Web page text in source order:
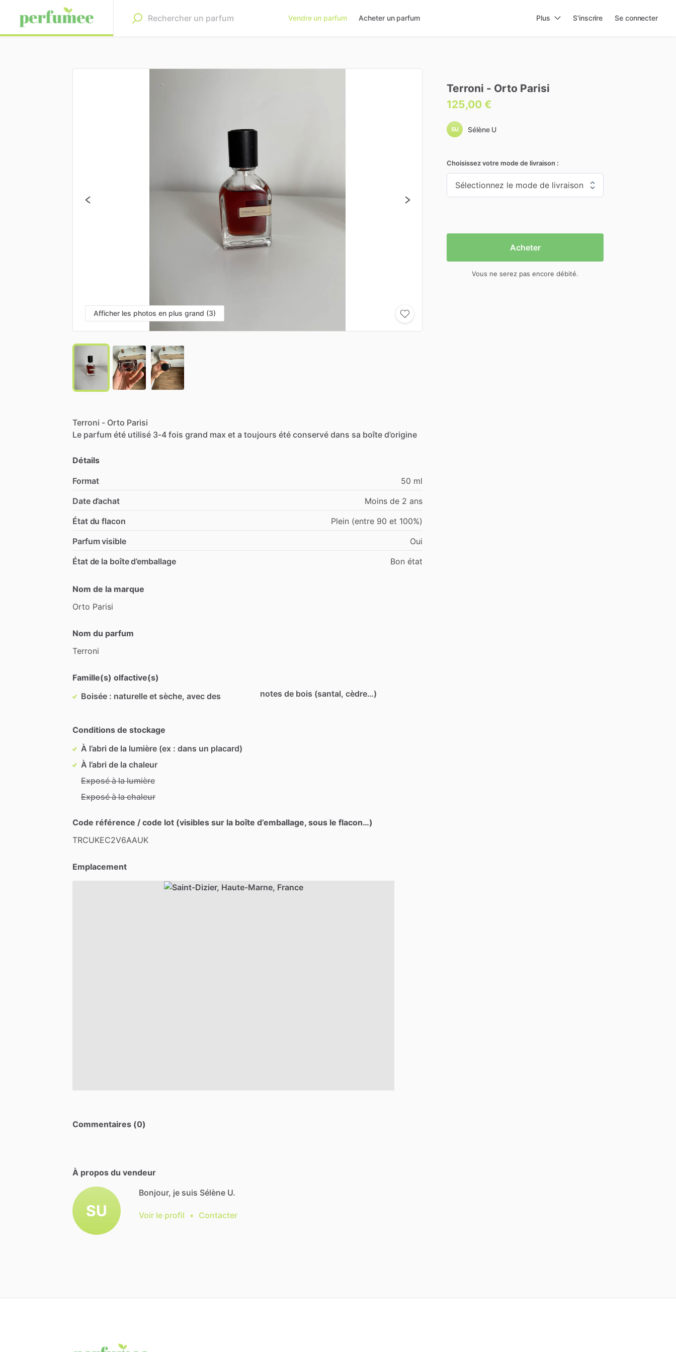
Vendre un parfum Acheter un parfum Plus S'inscrire Se connecter
Afficher les photos en plus grand (3)
Terroni - Orto Parisi
Le parfum été utilisé 3-4 fois grand max et a toujours été conservé dans sa boîte d’origine
Détails
Format
50 ml
Date d’achat
Moins de 2 ans
État du flacon
Plein (entre 90 et 100%)
Parfum visible
Oui
État de la boîte d’emballage
Bon état
Nom de la marque
Orto Parisi
Nom du parfum
Terroni
Famille(s) olfactive(s)
Boisée : naturelle et sèche, avec des
notes de bois (santal, cèdre…)
Conditions de stockage
À l’abri de la lumière (ex : dans un placard)
À l’abri de la chaleur
Exposé à la lumière
Exposé à la chaleur
Code référence / code lot (visibles sur la boîte d’emballage, sous le flacon…)
TRCUKEC2V6AAUK
Emplacement
Commentaires (0)
À propos du vendeur
SU
Bonjour, je suis Sélène U.
Voir le profil • Contacter
Terroni - Orto Parisi
125,00 €
SU Sélène U
Choisissez votre mode de livraison :
Acheter
Vous ne serez pas encore débité.